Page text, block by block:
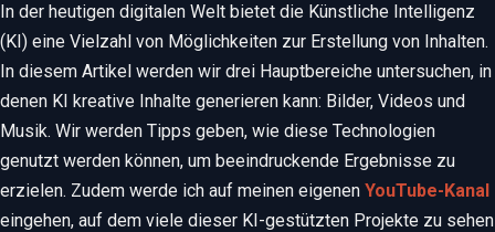
In der heutigen digitalen Welt bietet die Künstliche Intelligenz
(KI) eine Vielzahl von Möglichkeiten zur Erstellung von Inhalten.
In diesem Artikel werden wir drei Hauptbereiche untersuchen, in
denen KI kreative Inhalte generieren kann: Bilder, Videos und
Musik. Wir werden Tipps geben, wie diese Technologien
genutzt werden können, um beeindruckende Ergebnisse zu
erzielen. Zudem werde ich auf meinen eigenen YouTube-Kanal
eingehen, auf dem viele dieser KI-gestützten Projekte zu sehen